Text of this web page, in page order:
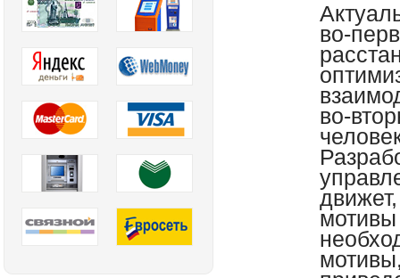
во-
во-
мотивы